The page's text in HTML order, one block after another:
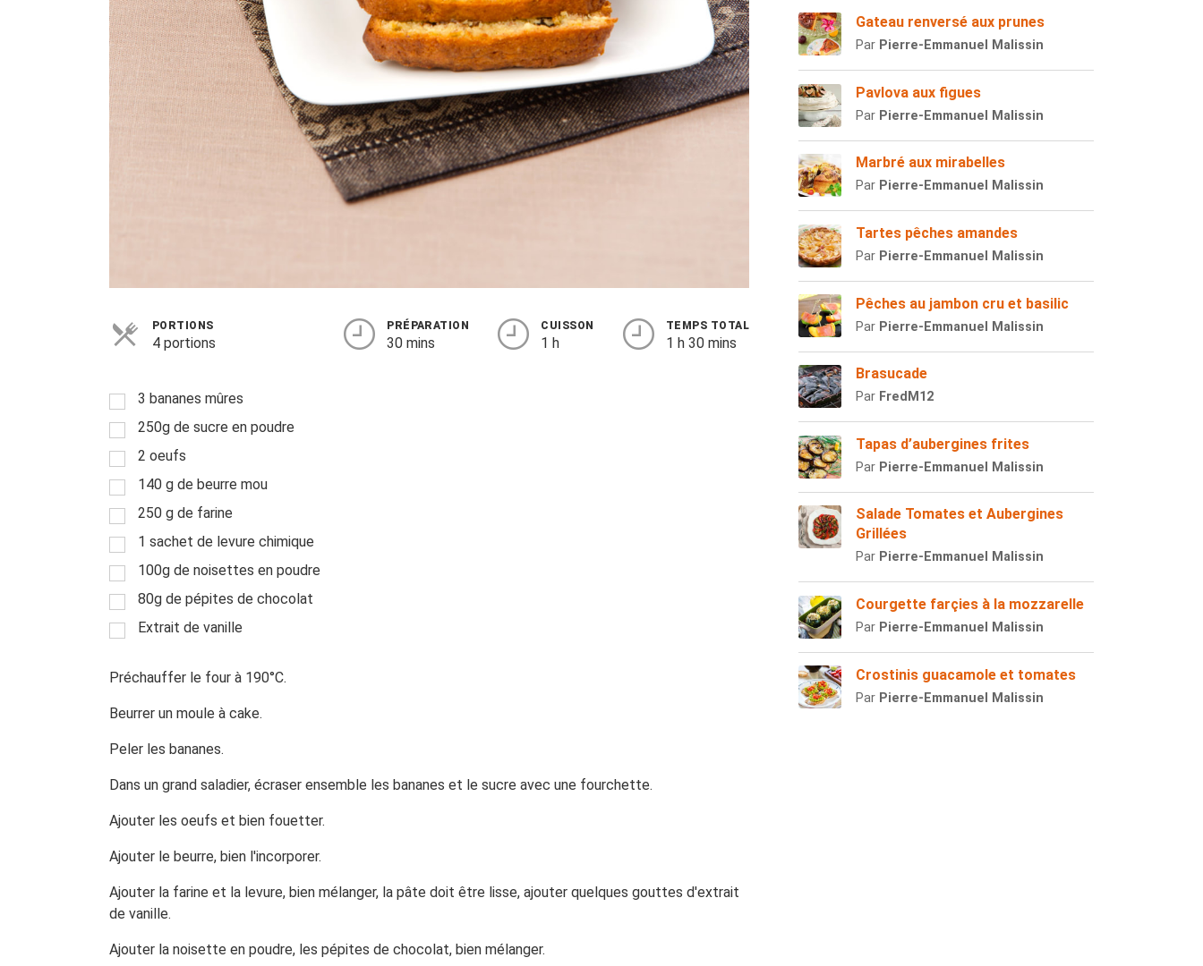
PORTIONS
4 portions
PRÉPARATION
30 mins
CUISSON
1 h
TEMPS TOTAL
1 h 30 mins
3 bananes mûres
250g de sucre en poudre
2 oeufs
140 g de beurre mou
250 g de farine
1 sachet de levure chimique
100g de noisettes en poudre
80g de pépites de chocolat
Extrait de vanille
Préchauffer le four à 190°C.
Beurrer un moule à cake.
Peler les bananes.
Dans un grand saladier, écraser ensemble les bananes et le sucre avec une fourchette.
Ajouter les oeufs et bien fouetter.
Ajouter le beurre, bien l'incorporer.
Ajouter la farine et la levure, bien mélanger, la pâte doit être lisse, ajouter quelques gouttes d'extrait
de vanille.
Ajouter la noisette en poudre, les pépites de chocolat, bien mélanger.
Gateau renversé aux prunes
Par Pierre-Emmanuel Malissin
Pavlova aux figues
Par Pierre-Emmanuel Malissin
Marbré aux mirabelles
Par Pierre-Emmanuel Malissin
Tartes pêches amandes
Par Pierre-Emmanuel Malissin
Pêches au jambon cru et basilic
Par Pierre-Emmanuel Malissin
Brasucade
Par FredM12
Tapas d’aubergines frites
Par Pierre-Emmanuel Malissin
Salade Tomates et Aubergines
Grillées
Par Pierre-Emmanuel Malissin
Courgette farçies à la mozzarelle
Par Pierre-Emmanuel Malissin
Crostinis guacamole et tomates
Par Pierre-Emmanuel Malissin